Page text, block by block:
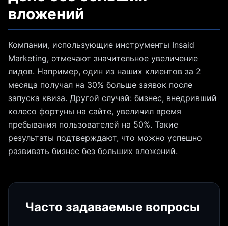
вложений
Компании, использующие инструменты Insaid
Marketing, отмечают значительное увеличение
лидов. Например, один из наших клиентов за 2
месяца получал на 30% больше заявок после
запуска квиза. Другой случай: бизнес, внедривший
колесо фортуны на сайте, увеличил время
пребывания пользователей на 50%. Такие
результаты подтверждают, что можно успешно
развивать бизнес без больших вложений.
Часто задаваемые вопросы